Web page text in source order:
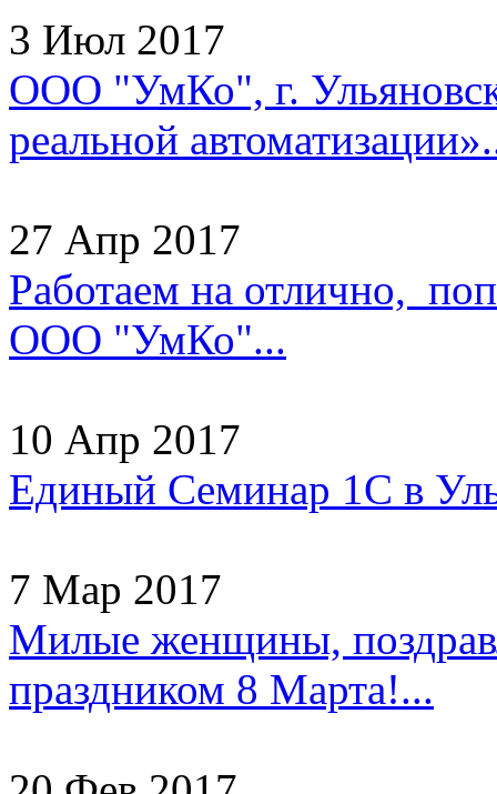
3 Июл 2017
ООО "УмКо", г.
реальной
27 Апр 2017
Работаем на отлично,
ООО "УмКо"...
10 Апр 2017
Единый Семинар 1С в
7 Мар 2017
Милые женщины,
праздником 8 Марта!...